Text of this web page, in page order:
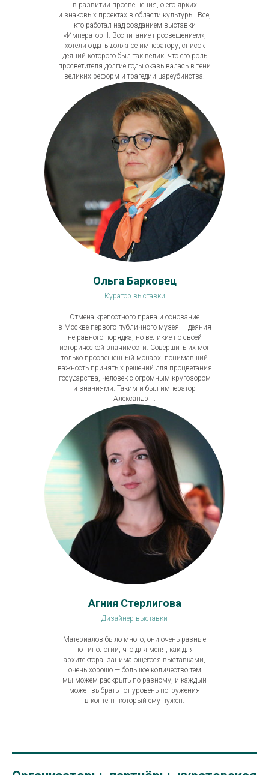
в развитии просвещения, о его ярких
и знаковых проектах в области культуры. Все,
кто работал над созданием выставки
«Император II. Воспитание просвещением»,
хотели отдать должное императору, список
деяний которого был так велик, что его роль
просветителя долгие годы оказывалась в тени
великих реформ и трагедии цареубийства.
Ольга Барковец
Куратор выставки
Отмена крепостного права и основание
в Москве первого публичного музея — деяния
не равного порядка, но великие по своей
исторической значимости. Совершить их мог
только просвещённый монарх, понимавший
важность принятых решений для процветания
государства, человек с огромным кругозором
и знаниями. Таким и был император
Александр II.
Агния Стерлигова
Дизайнер выставки
Материалов было много, они очень разные
по типологии, что для меня, как для
архитектора, занимающегося выставками,
очень хорошо — большое количество тем
мы можем раскрыть по-разному, и каждый
может выбрать тот уровень погружения
в контент, который ему нужен.